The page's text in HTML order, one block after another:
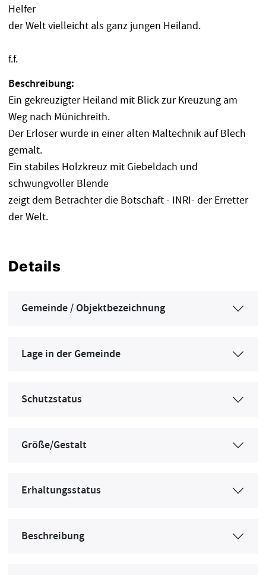
Helfer
der Welt vielleicht als ganz jungen Heiland.
f.f.
Beschreibung:
Ein gekreuzigter Heiland mit Blick zur Kreuzung am
Weg nach Münichreith.
Der Erlöser wurde in einer alten Maltechnik auf Blech
gemalt.
Ein stabiles Holzkreuz mit Giebeldach und
schwungvoller Blende
zeigt dem Betrachter die Botschaft - INRI- der Erretter
der Welt.
Details
Gemeinde / Objektbezeichnung
Lage in der Gemeinde
Schutzstatus
Größe/Gestalt
Erhaltungsstatus
Beschreibung